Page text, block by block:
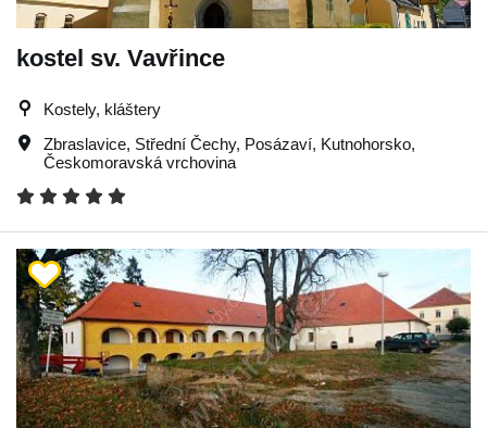
kostel sv. Vavřince
Kostely, kláštery
Zbraslavice, Střední Čechy, Posázaví, Kutnohorsko,
Českomoravská vrchovina